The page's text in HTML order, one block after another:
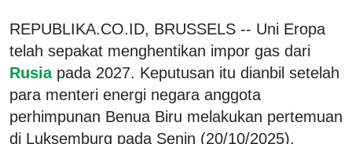
REPUBLIKA.CO.ID, BRUSSELS -- Uni Eropa
telah sepakat menghentikan impor gas dari
Rusia pada 2027. Keputusan itu dianbil setelah
para menteri energi negara anggota
perhimpunan Benua Biru melakukan pertemuan
di Luksemburg pada Senin (20/10/2025).